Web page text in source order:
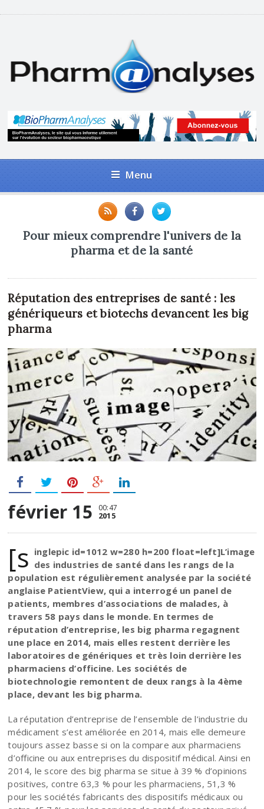
Menu
Pour mieux comprendre l'univers de la
pharma et de la santé
Réputation des entreprises de santé : les
génériqueurs et biotechs devancent les big
pharma
février 15 00:47
2015
[s inglepic id=1012 w=280 h=200 float=left]L’image
des industries de santé dans les rangs de la
population est régulièrement analysée par la société
anglaise PatientView, qui a interrogé un panel de
patients, membres d’associations de malades, à
travers 58 pays dans le monde. En termes de
réputation d’entreprise, les big pharma regagnent
une place en 2014, mais elles restent derrière les
laboratoires de génériques et très loin derrière les
pharmaciens d’officine. Les sociétés de
biotechnologie remontent de deux rangs à la 4ème
place, devant les big pharma.
La réputation d’entreprise de l’ensemble de l’industrie du
médicament s’est améliorée en 2014, mais elle demeure
toujours assez basse si on la compare aux pharmaciens
d’officine ou aux entreprises du dispositif médical. Ainsi en
2014, le score des big pharma se situe à 39 % d’opinions
positives, contre 63,3 % pour les pharmaciens, 51,3 %
pour les sociétés fabricants des dispositifs médicaux ou